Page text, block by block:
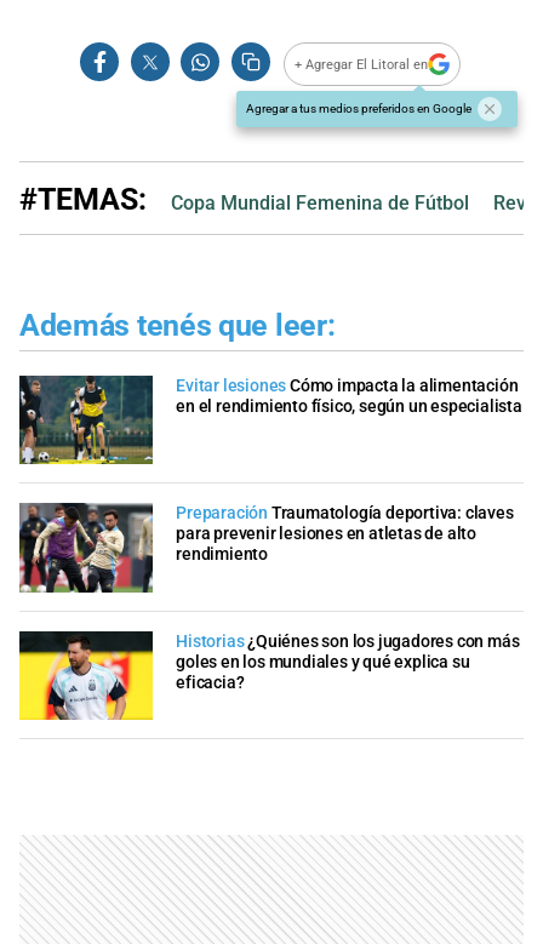
+ Agregar El Litoral en
Agregar a tus medios preferidos en Google
#TEMAS: Copa Mundial Femenina de Fútbol
Además tenés que leer:
Evitar lesionesCómo impacta la alimentación
en el rendimiento físico, según un especialista
Preparación Traumatología deportiva: claves
para prevenir lesiones en atletas de alto
rendimiento
Historias¿Quiénes son los jugadores con más
goles en los mundiales y qué explica su
eficacia?